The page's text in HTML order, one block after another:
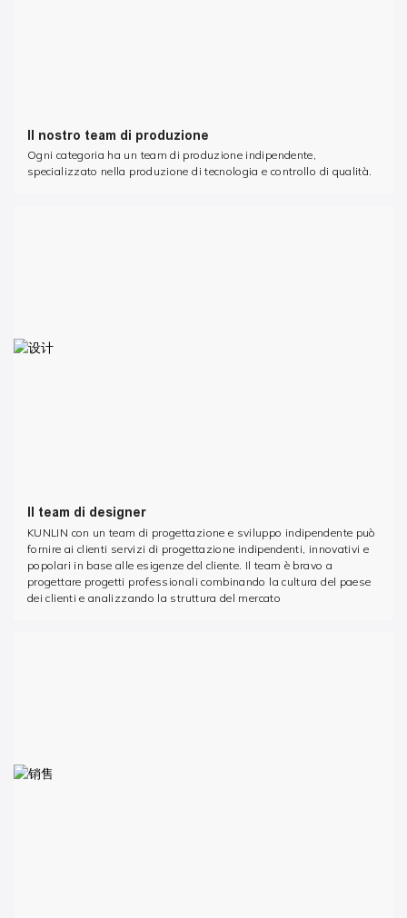
Il nostro team di produzione
Ogni categoria ha un team di produzione indipendente,
specializzato nella produzione di tecnologia e controllo di qualità.
Il team di designer
KUNLIN con un team di progettazione e sviluppo indipendente può
fornire ai clienti servizi di progettazione indipendenti, innovativi e
popolari in base alle esigenze del cliente. Il team è bravo a
progettare progetti professionali combinando la cultura del paese
dei clienti e analizzando la struttura del mercato